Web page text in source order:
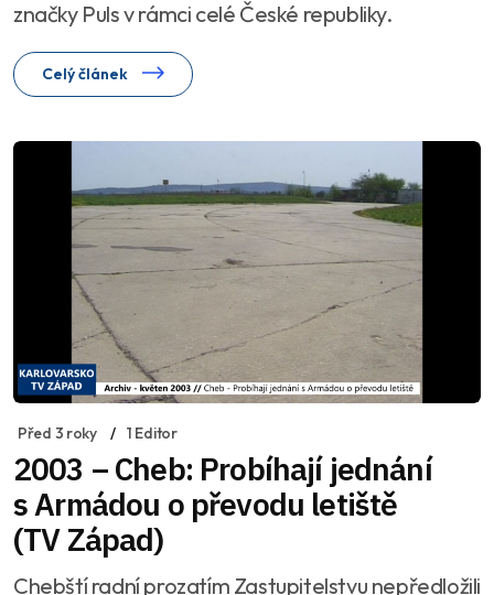
značky Puls v rámci celé České republiky.
Celý článek
Před 3 roky 1 Editor
2003 – Cheb: Probíhají jednání
s Armádou o převodu letiště
(TV Západ)
Chebští radní prozatím Zastupitelstvu nepředložili